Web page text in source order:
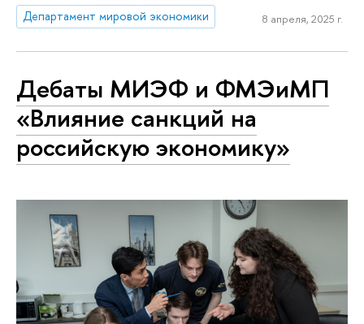
Департамент мировой экономики
8 апреля, 2025 г.
Дебаты МИЭФ и ФМЭиМП
«Влияние санкций на
российскую экономику»